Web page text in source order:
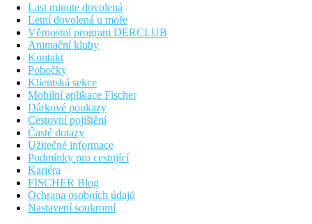
Last minute dovolená
Letní dovolená u moře
Věrnostní program DERCLUB
Animační kluby
Kontakt
Pobočky
Klientská sekce
Mobilní aplikace Fischer
Dárkové poukazy
Cestovní pojištění
Časté dotazy
Užitečné informace
Podmínky pro cestující
Kariéra
FISCHER Blog
Ochrana osobních údajů
Nastavení soukromí